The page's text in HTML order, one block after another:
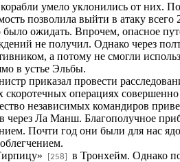
умело уклонились от них.
позволила выйти в атаку
ожидать. Впрочем, опасное
не получил. Однако через
а потому не смогли
в устье Эльбы.
приказал провести
операциях
независимых командиров
Ла Манш. Благополучное
Почти год они были для нас
[258]
в Тронхейм. Однако